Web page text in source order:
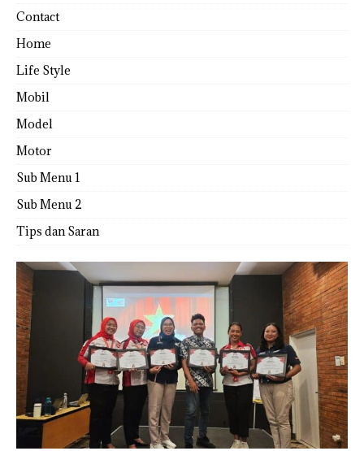
Contact
Home
Life Style
Mobil
Model
Motor
Sub Menu 1
Sub Menu 2
Tips dan Saran